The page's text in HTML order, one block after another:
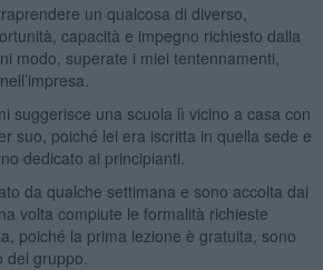
un qualcosa di diverso,
capacità e impegno richiesto dalla
modo, superate i miei tentennamenti,
suggerisce una scuola lì vicino a casa con
suo, poiché lei era iscritta in quella sede e
dedicato ai principianti.
da qualche settimana e sono accolta dai
volta compiute le formalità richieste
poiché la prima lezione è gratuita, sono
gruppo.